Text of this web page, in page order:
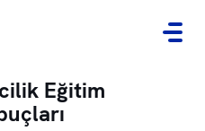
Eğitim